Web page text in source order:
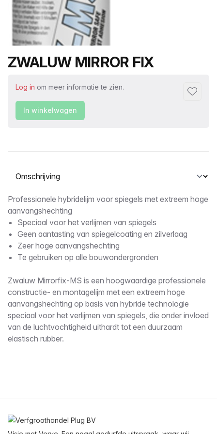
Productnaam
ZWALUW MIRROR FIX
Log in om meer informatie te zien.
In winkelwagen
Selecteer een tabblad
Omschrijving
Professionele hybridelijm voor spiegels met extreem hoge
aanvangshechting
Speciaal voor het verlijmen van spiegels
Geen aantasting van spiegelcoating en zilverlaag
Zeer hoge aanvangshechting
Te gebruiken op alle bouwondergronden
Zwaluw Mirrorfix-MS is een hoogwaardige professionele
constructie- en montagelijm met een extreem hoge
aanvangshechting op basis van hybride technologie
speciaal voor het verlijmen van spiegels, die onder invloed
van de luchtvochtigheid uithardt tot een duurzaam
elastisch rubber.